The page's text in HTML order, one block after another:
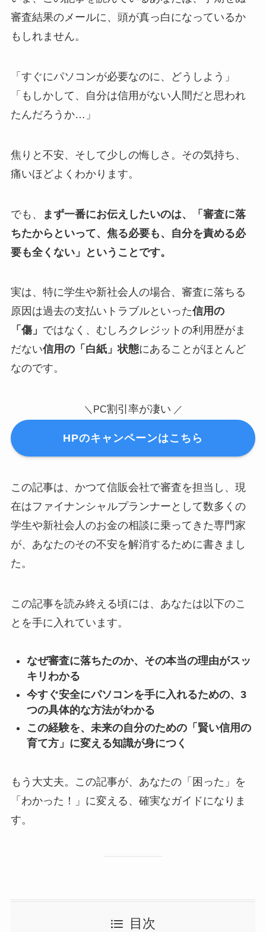
審査結果のメールに、頭が真っ白になっているか
もしれません。
「すぐにパソコンが必要なのに、どうしよう」
「もしかして、自分は信用がない人間だと思われ
たんだろうか…」
焦りと不安、そして少しの悔しさ。その気持ち、
痛いほどよくわかります。
でも、
まず一番にお伝えしたいのは、「審査に落
ちたからといって、焦る必要も、自分を責める必
要も全くない」ということです。
実は、特に学生や新社会人の場合、審査に落ちる
原因は過去の支払いトラブルといった信用の
「傷」 ではなく、むしろクレジットの利用歴がま
だない信用の「白紙」状態にあることがほとんど
なのです。
＼PC割引率が凄い ／
HPのキャンペーンはこちら
この記事は、かつて信販会社で審査を担当し、現
在はファイナンシャルプランナーとして数多くの
学生や新社会人のお金の相談に乗ってきた専門家
が、あなたのその不安を解消するために書きまし
た。
この記事を読み終える頃には、あなたは以下のこ
とを手に入れています。
なぜ審査に落ちたのか、その本当の理由がスッ
キリわかる
今すぐ安全にパソコンを手に入れるための、3
つの具体的な方法がわかる
この経験を、未来の自分のための「賢い信用の
育て方」に変える知識が身につく
もう大丈夫。この記事が、あなたの「困った」を
「わかった！」に変える、確実なガイドになりま
す。
目次